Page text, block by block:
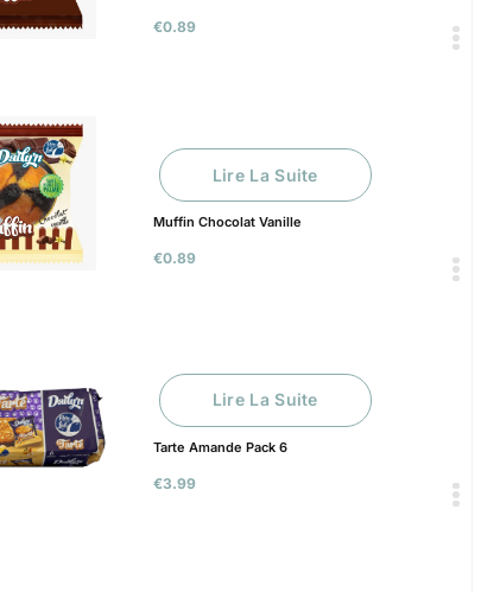
€0.89
€0.89
Muffin Chocolat Vanille
Lire La Suite
€3.99
Tarte Amande Pack 6
Lire La Suite